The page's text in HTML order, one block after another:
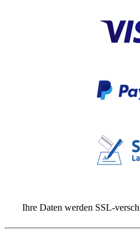
Ihre Daten werden SSL-